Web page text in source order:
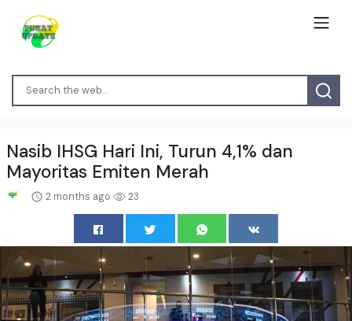
Nasib IHSG Hari Ini, Turun 4,1% dan
Mayoritas Emiten Merah
2 months ago 23